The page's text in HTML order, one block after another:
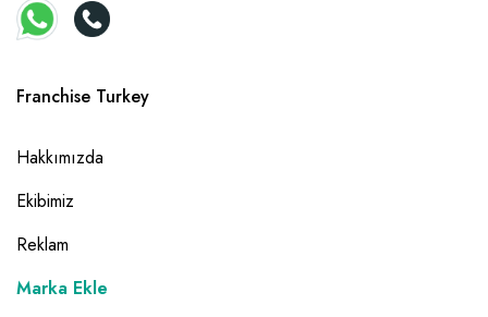
Franchise Turkey
Hakkımızda
Ekibimiz
Reklam
Marka Ekle